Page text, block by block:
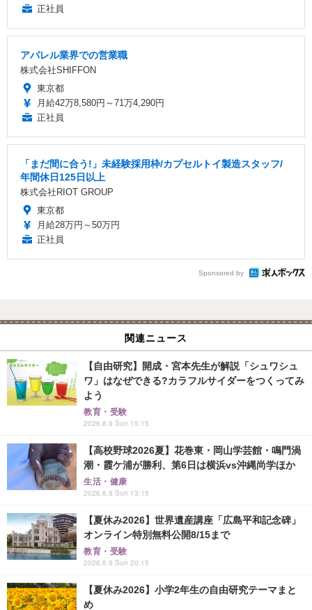
正社員
アパレル業界での営業職
株式会社SHIFFON
東京都
月給42万8,580円～71万4,290円
正社員
「まだ間に合う!」未経験採用枠/カプセルトイ製造スタッフ/
年間休日125日以上
株式会社RIOT GROUP
東京都
月給28万円～50万円
正社員
Sponsored by
関連ニュース
【自由研究】開成・宮本先生が解説「シュワシュ
ワ」はなぜできる?カラフルサイダーをつくってみ
よう
教育・受験
2026.8.9 Sun 15:15
【高校野球2026夏】花巻東・岡山学芸館・鳴門渦
潮・霞ケ浦が勝利、第6日は横浜vs沖縄尚学ほか
生活・健康
2026.8.9 Sun 13:15
【夏休み2026】世界遺産講座「広島平和記念碑」
オンライン特別無料公開8/15まで
教育・受験
2026.8.9 Sun 20:15
【夏休み2026】小学2年生の自由研究テーマまと
め